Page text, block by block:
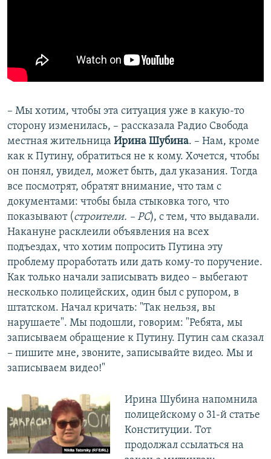
– Мы хотим, чтобы эта ситуация уже в какую-то
сторону изменилась, – рассказала Радио Свобода
местная жительница Ирина Шубина. – Нам, кроме
как к Путину, обратиться не к кому. Хочется, чтобы
он понял, увидел, может быть, дал указания. Тогда
все посмотрят, обратят внимание, что там с
документами: чтобы была стыковка того, что
показывают (строители. – РС), с тем, что выдавали.
Накануне расклеили объявления на всех
подъездах, что хотим попросить Путина эту
проблему проработать или дать кому-то поручение.
Как только начали записывать видео – выбегают
несколько полицейских, один был с рупором, в
штатском. Начал кричать: "Так нельзя, вы
нарушаете". Мы подошли, говорим: "Ребята, мы
записываем обращение к Путину. Путин сам сказал
– пишите мне, звоните, записывайте видео. Мы и
записываем видео!"
Ирина Шубина напомнила
полицейскому о 31-й статье
Конституции. Тот
продолжал ссылаться на